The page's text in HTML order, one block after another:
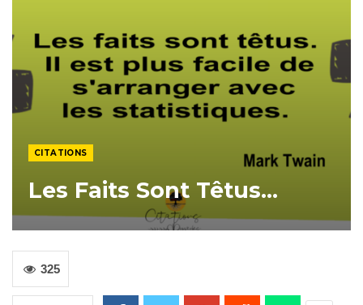
CITATIONS
Les Faits Sont Têtus…
325